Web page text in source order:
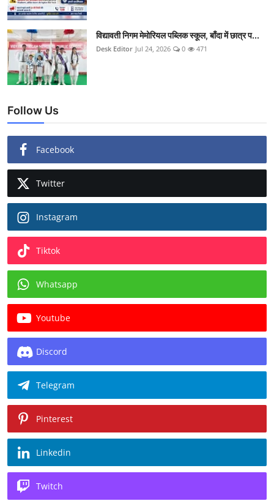
विद्यावती निगम मेमोरियल पब्लिक स्कूल, बाँदा में छात्र प...
Desk Editor Jul 24, 2026 0 471
Follow Us
Facebook
Twitter
Instagram
Tiktok
Whatsapp
Youtube
Discord
Telegram
Pinterest
Linkedin
Twitch